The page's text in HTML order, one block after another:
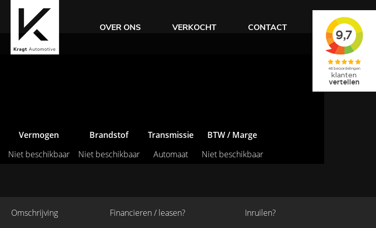
OVER ONS VERKOCHT CONTACT
Vermogen Brandstof Transmissie
BTW / Marge
Niet beschikbaar Niet beschikbaar Automaat Niet beschikbaar
Omschrijving Financieren / leasen? Inruilen?